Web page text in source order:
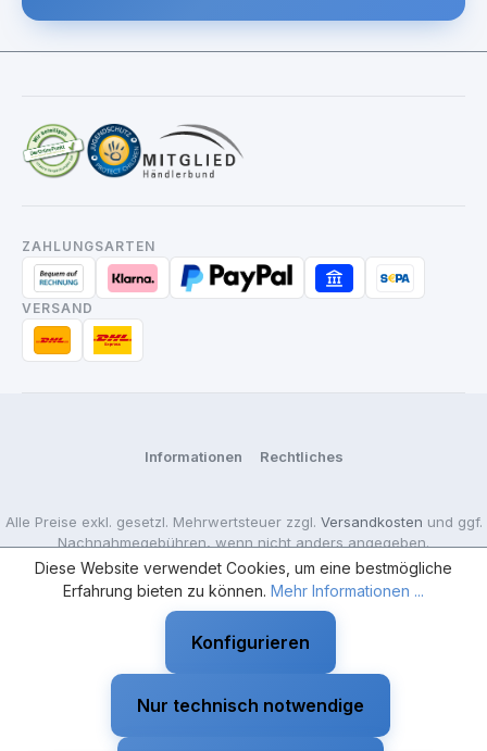
ZAHLUNGSARTEN
VERSAND
Informationen Rechtliches
Alle Preise exkl. gesetzl. Mehrwertsteuer zzgl. Versandkosten und ggf.
Nachnahmegebühren, wenn nicht anders angegeben.
18+ Nur für Erwachsene — Der Verkauf erfolgt ausschließlich an
Diese Website verwendet Cookies, um eine bestmögliche
Erfahrung bieten zu können. Mehr Informationen ...
Nur technisch notwendige
Konfigurieren